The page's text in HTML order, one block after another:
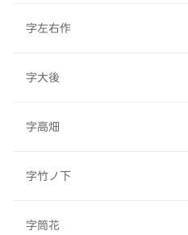
字左右作
字大後
字高畑
字竹ノ下
字筒花